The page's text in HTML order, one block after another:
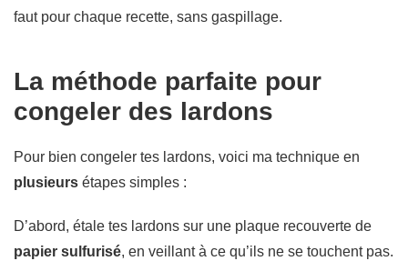
faut pour chaque recette, sans gaspillage.
La méthode parfaite pour
congeler des lardons
Pour bien congeler tes lardons, voici ma technique en
plusieurs étapes simples :
D’abord, étale tes lardons sur une plaque recouverte de
papier sulfurisé, en veillant à ce qu’ils ne se touchent pas.